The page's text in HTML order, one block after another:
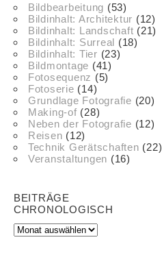
Bildbearbeitung (53)
Bildinhalt: Architektur (12)
Bildinhalt: Landschaft (21)
Bildinhalt: Surreal (18)
Bildinhalt: Tier (23)
Bildmontage (41)
Fotosequenz (5)
Fotoserie (14)
Grundlage Fotografie (20)
Making-of (28)
Neben der Fotografie (12)
Reisen (12)
Technik Gerätschaften (22)
Veranstaltungen (16)
BEITRÄGE
CHRONOLOGISCH